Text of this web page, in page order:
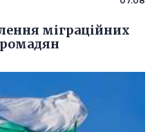
міграційних